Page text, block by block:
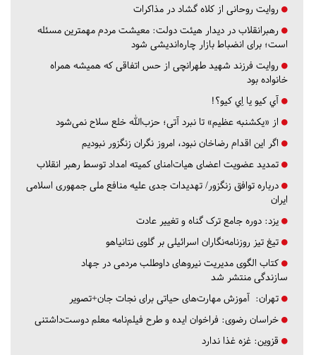
روایت روحانی از کلاه گشاد در مذاکرات
رهبرانقلاب در دیدار هیئت دولت: معیشت مردم مهمترین مسئله
است؛ برای انضباط بازار چاره‌اندیشی شود
روایت فرزند شهید طهرانچی از حس اتفاقی که همیشه همراه
خانواده بود
آي كيو يا اِي كيو؟!
از «یکشنبه عظیم» تا نبرد آتی؛ حزب‌الله خلع سلاح نمی‌شود
اگر این اقدام رضاخان نبود، امروز نگران زنگزور نبودیم
تمدید عضویت اعضای هیات‌امنای کمیته امداد توسط رهبر انقلاب
درباره توافق زنگزور/ تهدیدات جدی علیه منافع ملی جمهوری اسلامی
ایران
یزد: دوره جامع ترک گناه و تغییر عادت
تیغ تیز روزنامه‌نگاران اسرائیلی بر گلوی نتانیاهو
کتاب الگوی مدیریت نیروهای داوطلب مردمی در جهاد
سازندگی منتشر شد
تهران: آموزش مهارت‌های حیاتی برای نجات جان+تصویر
خراسان رضوی: فراخوان ایده و طرح فیلم‌نامه معلم دوست‌داشتنی
قزوین: غزه غذا ندارد